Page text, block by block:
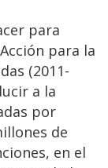
para
para la
(2011-
a la
por
de
en el